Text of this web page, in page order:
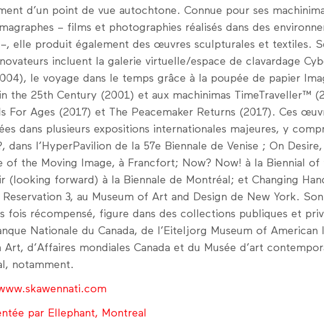
d’un point de vue autochtone. Connue pour ses
– films et photographies réalisés dans des
elle produit également des œuvres sculpturales et textiles.
incluent la galerie virtuelle/espace de clavardage
le voyage dans le temps grâce à la poupée de papier
in the 25th Century (2001) et aux machinimas TimeTraveller™
For Ages (2017) et The Peacemaker Returns (2017). Ces
dans plusieurs expositions internationales majeures, y
dans l’HyperPavilion de la 57e Biennale de Venise ; On
of the Moving Image, à Francfort; Now? Now! à la Biennial of
(looking forward) à la Biennale de Montréal; et Changing
3, au Museum of Art and Design de New York.
fois récompensé, figure dans des collections publiques et
Nationale du Canada, de l’Eiteljorg Museum of American
Art, d’Affaires mondiales Canada et du Musée d’art
notamment.
par Ellephant, Montreal